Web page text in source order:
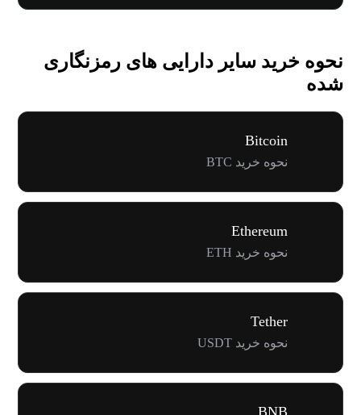
نحوه خرید سایر دارایی های رمزنگاری
شده
Bitcoin
نحوه خرید BTC
Ethereum
نحوه خرید ETH
Tether
نحوه خرید USDT
BNB